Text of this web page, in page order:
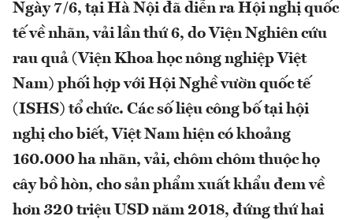
Ngày 7/6, tại Hà Nội đã diễn ra Hội nghị quốc
tế về nhãn, vải lần thứ 6, do Viện Nghiên cứu
rau quả (Viện Khoa học nông nghiệp Việt
Nam) phối hợp với Hội Nghề vườn quốc tế
(ISHS) tổ chức. Các số liệu công bố tại hội
nghị cho biết, Việt Nam hiện có khoảng
160.000 ha nhãn, vải, chôm chôm thuộc họ
cây bồ hòn, cho sản phẩm xuất khẩu đem về
hơn 320 triệu USD năm 2018, đứng thứ hai